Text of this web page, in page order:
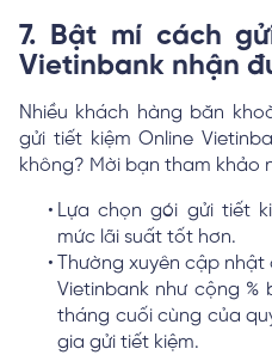
7. Bật mí cách
Vietinbank nhận
Nhiều khách hàng băn
gửi tiết kiệm Online
không? Mời bạn tham khảo
Lựa chọn gói gửi tiết
mức lãi suất tốt hơn.
Thường xuyên cập
Vietinbank như cộng
tháng cuối cùng của
gia gửi tiết kiệm.